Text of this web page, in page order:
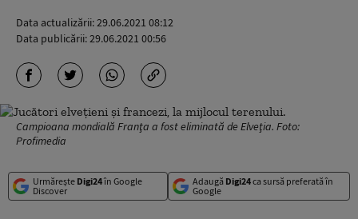
Data actualizării:29.06.2021 08:12
Data publicării:29.06.2021 00:56
Campioana mondială Franţa a fost eliminată de Elveţia. Foto:
Profimedia
Urmărește Digi24în Google
Discover
Adaugă Digi24ca sursă preferată în
Google